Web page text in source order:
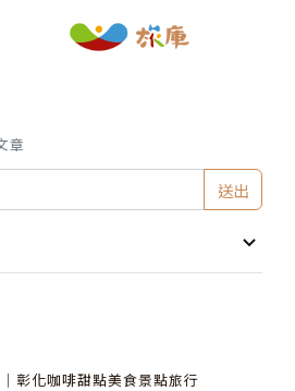
章
送出
彰化咖啡甜點美食景點旅行